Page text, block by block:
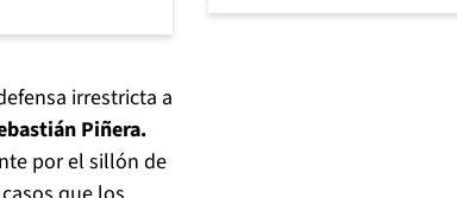
irrestricta a
Piñera.
por el sillón de